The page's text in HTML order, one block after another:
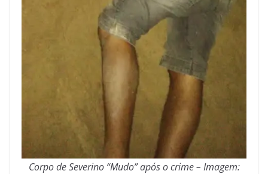
Corpo de Severino “Mudo” após o crime – Imagem: